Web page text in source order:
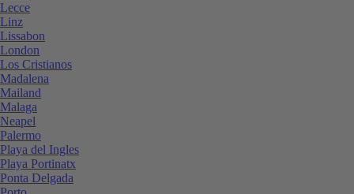
Lecce
Linz
Lissabon
London
Los Cristianos
Madalena
Mailand
Malaga
Neapel
Palermo
Playa del Ingles
Playa Portinatx
Ponta Delgada